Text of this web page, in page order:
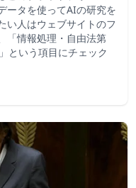
ータを使ってAIの研究を
い人はウェブサイトのフ
「情報処理・自由法第
という項目にチェック